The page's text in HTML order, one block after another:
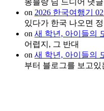
on 2026 한국여행기
있다가 한국 나오면
on 새 학년, 아이들의
어렵지, 그 반대
on 새 학년, 아이들의
부터 블로그를 보고있